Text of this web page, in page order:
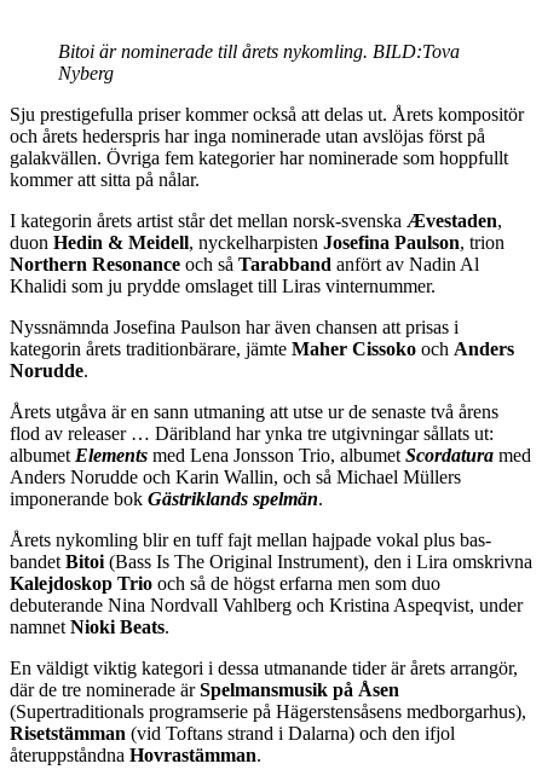
Bitoi är nominerade till årets nykomling. BILD:Tova
Nyberg
Sju prestigefulla priser kommer också att delas ut. Årets kompositör
och årets hederspris har inga nominerade utan avslöjas först på
galakvällen. Övriga fem kategorier har nominerade som hoppfullt
kommer att sitta på nålar.
I kategorin årets artist står det mellan norsk-svenska Ævestaden,
duon Hedin & Meidell, nyckelharpisten Josefina Paulson, trion
Northern Resonance och så Tarabband anfört av Nadin Al
Khalidi som ju prydde omslaget till Liras vinternummer.
Nyssnämnda Josefina Paulson har även chansen att prisas i
kategorin årets traditionbärare, jämte Maher Cissoko och Anders
Norudde.
Årets utgåva är en sann utmaning att utse ur de senaste två årens
flod av releaser … Däribland har ynka tre utgivningar sållats ut:
albumet Elements med Lena Jonsson Trio, albumet Scordatura med
Anders Norudde och Karin Wallin, och så Michael Müllers
imponerande bok Gästriklands spelmän.
Årets nykomling blir en tuff fajt mellan hajpade vokal plus bas-
bandet Bitoi (Bass Is The Original Instrument), den i Lira omskrivna
Kalejdoskop Trio och så de högst erfarna men som duo
debuterande Nina Nordvall Vahlberg och Kristina Aspeqvist, under
namnet Nioki Beats.
En väldigt viktig kategori i dessa utmanande tider är årets arrangör,
där de tre nominerade ärSpelmansmusik på Åsen
(Supertraditionals programserie på Hägerstensåsens medborgarhus),
Risetstämman (vid Toftans strand i Dalarna) och den ifjol
återuppståndna Hovrastämman.